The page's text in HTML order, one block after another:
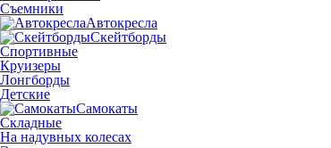
Съемники
Автокресла
Скейтборды
Спортивные
Круизеры
Лонгборды
Детские
Самокаты
Складные
На надувных колесах